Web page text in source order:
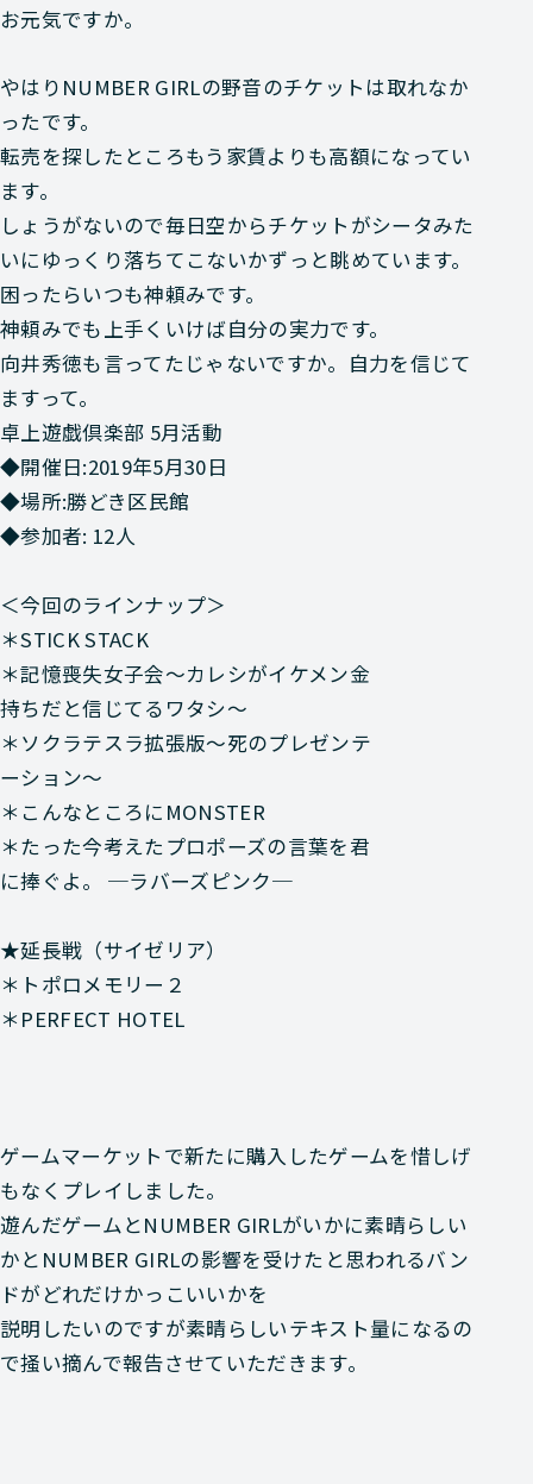
お元気ですか。
やはりNUMBER GIRLの野音のチケットは取れなか
ったです。
転売を探したところもう家賃よりも高額になってい
ます。
しょうがないので毎日空からチケットがシータみた
いにゆっくり落ちてこないかずっと眺めています。
困ったらいつも神頼みです。
神頼みでも上手くいけば自分の実力です。
向井秀徳も言ってたじゃないですか。自力を信じて
ますって。
卓上遊戯倶楽部 5月活動
◆開催日:2019年5月30日
◆場所:勝どき区民館
◆参加者: 12人
＜今回のラインナップ＞
＊STICK STACK
＊記憶喪失女子会～カレシがイケメン金
持ちだと信じてるワタシ～
＊ソクラテスラ拡張版～死のプレゼンテ
ーション～
＊こんなところにMONSTER
＊たった今考えたプロポーズの言葉を君
に捧ぐよ。 ─ラバーズピンク─
★延長戦（サイゼリア）
＊トポロメモリー２
＊PERFECT HOTEL
ゲームマーケットで新たに購入したゲームを惜しげ
もなくプレイしました。
遊んだゲームとNUMBER GIRLがいかに素晴らしい
かとNUMBER GIRLの影響を受けたと思われるバン
ドがどれだけかっこいいかを
説明したいのですが素晴らしいテキスト量になるの
で掻い摘んで報告させていただきます。